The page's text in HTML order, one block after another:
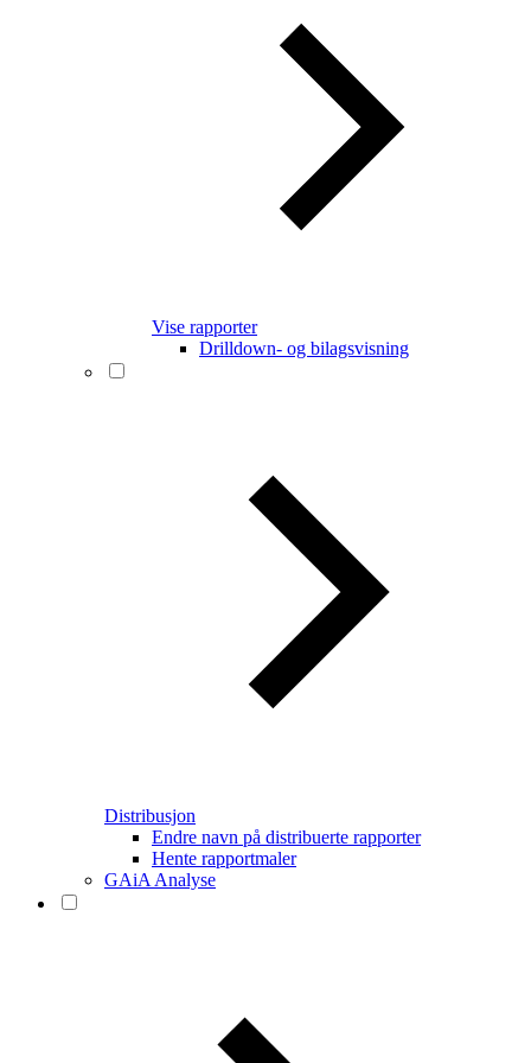
Vise rapporter
Drilldown- og bilagsvisning
Distribusjon
Endre navn på distribuerte rapporter
Hente rapportmaler
GAiA Analyse